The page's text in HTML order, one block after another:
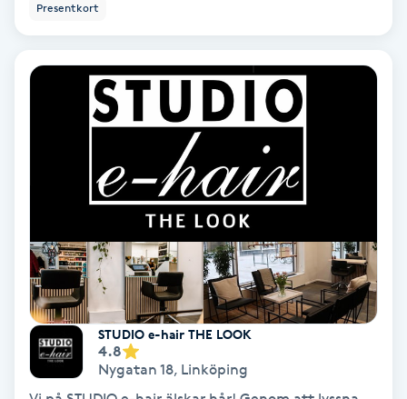
Klangmassage
Klippning ungdom
Koppningsmassage
Kosmetisk tatuering
Kostrådgivning
Presentkort
STUDIO e-hair THE LOOK
4.8
Nygatan 18, Linköping